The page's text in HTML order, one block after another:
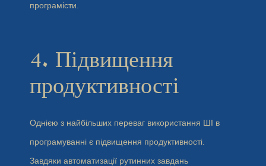
програмісти.
4. Підвищення
продуктивності
Однією з найбільших переваг використання ШІ в
програмуванні є підвищення продуктивності.
Завдяки автоматизації рутинних завдань